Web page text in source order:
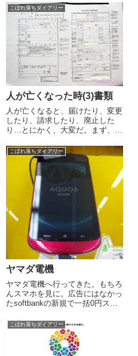
トレンズ。当たり前のように、開
封して指先にのせると、わずかな
違和感。んん…？丸みがなく、直
線部分が見られます。ほんとに
わ...
こぼれ落ちダイアリー
人が亡くなった時(3)書類
人が亡くなると、届けたり、変更
したり、請求したり、廃止した
り…とにかく、大変だ。まず、死
断書」が記入済みの「死亡届け」
が渡される。これをまず役所に届
けなければ、その後の手続きは何
も始まらない。死亡届けを済ませ
こぼれ落ちダイアリー
ヤマダ電機
ヤマダ電機へ行ってきた。もちろ
んスマホを見に。広告にはなかっ
たsoftbankの新規で一括0円スマ
で。本人が行かなかったのでその
場で決められず、いったん帰宅。
あした再度行くとする。スマート
フォンの学生割引は...
こぼれ落ちダイアリー